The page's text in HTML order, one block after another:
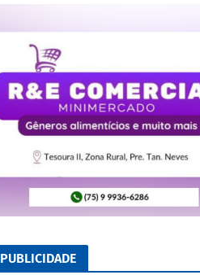
PUBLICIDADE